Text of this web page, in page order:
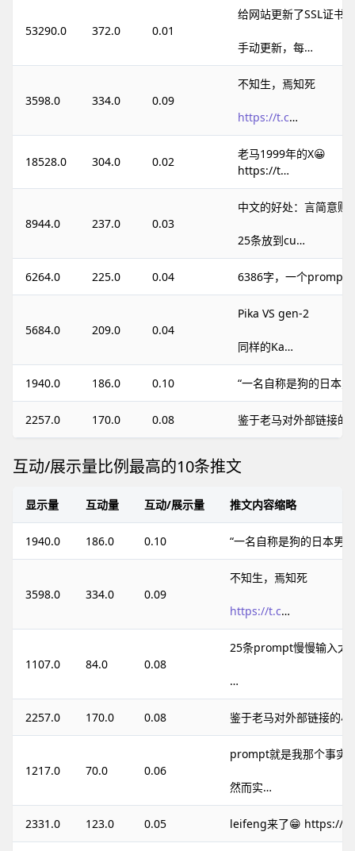
53290.0 372.0 0.01
给网站更新了SSL证书。
手动更新，每…
3598.0 334.0 0.09
不知生，焉知死
https://t.c…
18528.0 304.0 0.02
老马1999年的X😀
https://t…
8944.0 237.0 0.03
中文的好处：言简意赅
25条放到cu…
6264.0 225.0 0.04 6386字，一个prompt
5684.0 209.0 0.04
Pika VS gen-2
同样的Ka…
1940.0 186.0 0.10 “一名自称是狗的日本
2257.0 170.0 0.08 鉴于老马对外部链接的
互动/展示量比例最高的10条推文
显示量 互动量 互动/展示量 推文内容缩略
1940.0 186.0 0.10 “一名自称是狗的日本男
3598.0 334.0 0.09
不知生，焉知死
https://t.c…
1107.0 84.0 0.08
25条prompt慢慢输入太
…
2257.0 170.0 0.08 鉴于老马对外部链接的
1217.0 70.0 0.06
prompt就是我那个事实
然而实…
2331.0 123.0 0.05 leifeng来了😁 https://t…